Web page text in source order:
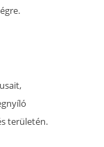
területén.